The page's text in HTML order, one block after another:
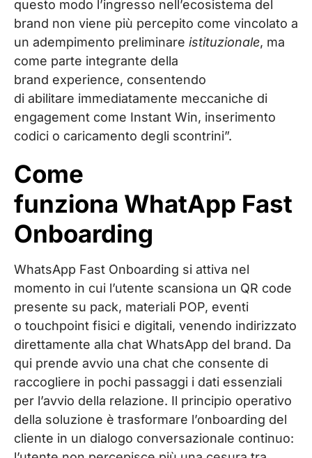
questo modo l’ingresso nell’ecosistema del
brand non viene più percepito come vincolato a
un adempimento preliminare istituzionale, ma
come parte integrante della
brand experience, consentendo
di abilitare immediatamente meccaniche di
engagement come Instant Win, inserimento
codici o caricamento degli scontrini”.
Come
funziona WhatApp Fast
Onboarding
WhatsApp Fast Onboarding si attiva nel
momento in cui l’utente scansiona un QR code
presente su pack, materiali POP, eventi
o touchpoint fisici e digitali, venendo indirizzato
direttamente alla chat WhatsApp del brand. Da
qui prende avvio una chat che consente di
raccogliere in pochi passaggi i dati essenziali
per l’avvio della relazione. Il principio operativo
della soluzione è trasformare l’onboarding del
cliente in un dialogo conversazionale continuo: